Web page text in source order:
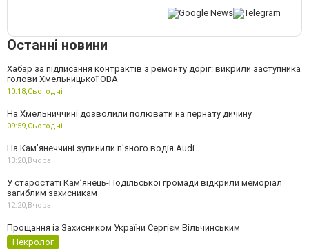
Останні новини
Хабар за підписання контрактів з ремонту доріг: викрили заступника
голови Хмельницької ОВА
10:18,Сьогодні
На Хмельниччині дозволили полювати на пернату дичину
09:59,Сьогодні
На Камʼянеччині зупинили п'яного водія Audi
13:20,Вчора
У старостаті Кам’янець-Подільської громади відкрили меморіал
загиблим захисникам
12:20,Вчора
Прощання із Захисником України Сергієм Вільчинським
Некролог